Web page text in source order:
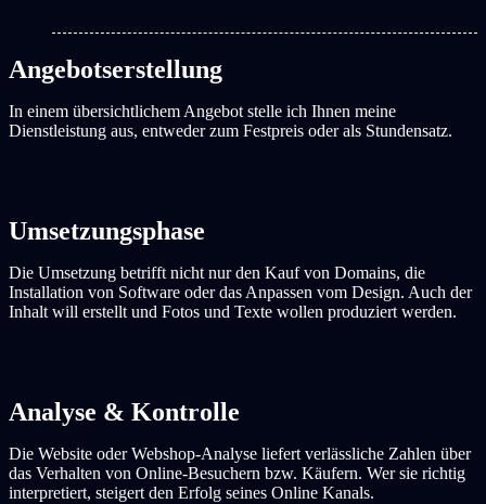
Angebotserstellung
In einem übersichtlichem Angebot stelle ich Ihnen meine
Dienstleistung aus, entweder zum Festpreis oder als Stundensatz.
Umsetzungsphase
Die Umsetzung betrifft nicht nur den Kauf von Domains, die
Installation von Software oder das Anpassen vom Design. Auch der
Inhalt will erstellt und Fotos und Texte wollen produziert werden.
Analyse & Kontrolle
Die Website oder Webshop-Analyse liefert verlässliche Zahlen über
das Verhalten von Online-Besuchern bzw. Käufern. Wer sie richtig
interpretiert, steigert den Erfolg seines Online Kanals.